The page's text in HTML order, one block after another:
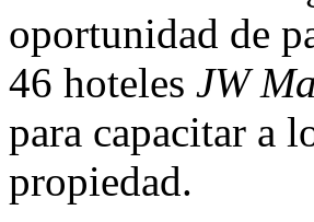
oportunidad de
46 hoteles JW
para capacitar a
propiedad.